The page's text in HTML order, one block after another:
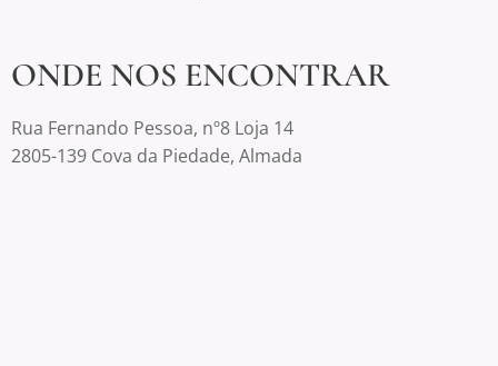
ONDE NOS ENCONTRAR
Rua Fernando Pessoa, nº8 Loja 14
2805-139 Cova da Piedade, Almada